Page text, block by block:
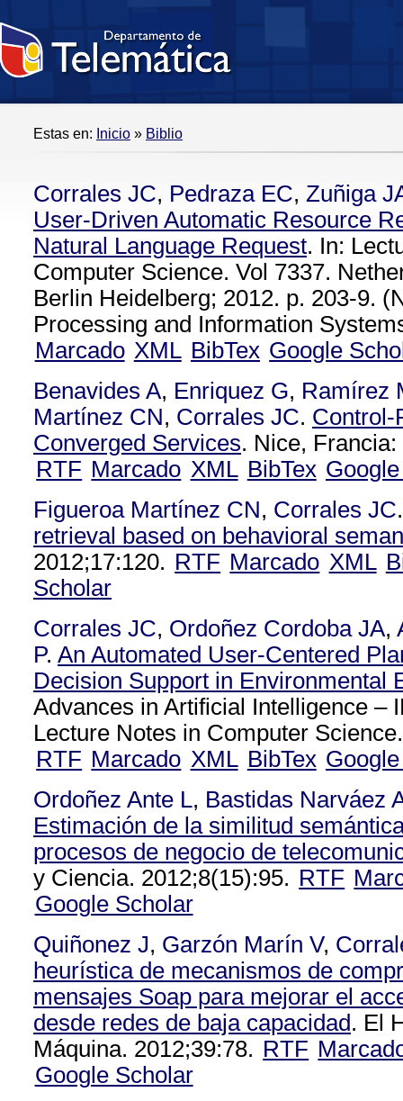
Estas en: Inicio » Biblio
Corrales JC, Pedraza EC, Zuñiga
User-Driven Automatic Resource
Natural Language Request. In:
Computer Science. Vol 7337.
Berlin Heidelberg; 2012. p. 203-9.
Processing and Information
Marcado XML BibTex Google
Benavides A, Enriquez G, Ramírez
Martínez CN, Corrales JC. Control-
Converged Services. Nice,
RTF Marcado XML BibTex
Figueroa Martínez CN, Corrales JC.
retrieval based on behavioral
2012;17:120. RTF Marcado XML
Scholar
Corrales JC, Ordoñez Cordoba JA,
P. An Automated User-Centered
Decision Support in Environmental
Advances in Artificial Intelligence –
Lecture Notes in Computer
RTF Marcado XML BibTex
Ordoñez Ante L, Bastidas Narváez
Estimación de la similitud
procesos de negocio de
y Ciencia. 2012;8(15):95. RTF
Google Scholar
Quiñonez J, Garzón Marín V,
heurística de mecanismos de
mensajes Soap para mejorar el
desde redes de baja capacidad. El
Máquina. 2012;39:78. RTF
Google Scholar